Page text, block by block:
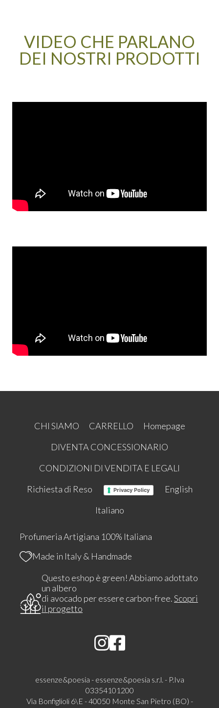
VIDEO CHE PARLANO
DEI NOSTRI PRODOTTI
CHI SIAMO CARRELLO
Homepage
DIVENTA CONCESSIONARIO
CONDIZIONI DI VENDITA E LEGALI
Richiesta di Reso
Privacy Policy
English
Italiano
Profumeria Artigiana 100% Italiana
Made in Italy & Handmade
Questo eshop è green! Abbiamo adottato
un albero
di avocado per essere carbon-free.Scopri
il progetto
essenze&poesia - essenze&poesia s.r.l. - P.Iva
03354101200
Via Bonfiglioli 6\E - 40050 Monte San Pietro (BO) -